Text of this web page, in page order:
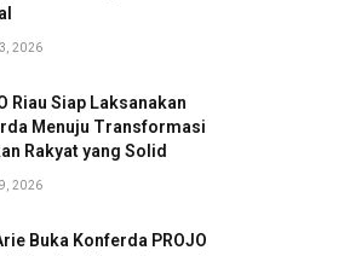
2026
Riau Siap Laksanakan
Menuju Transformasi
Rakyat yang Solid
2026
Buka Konferda PROJO